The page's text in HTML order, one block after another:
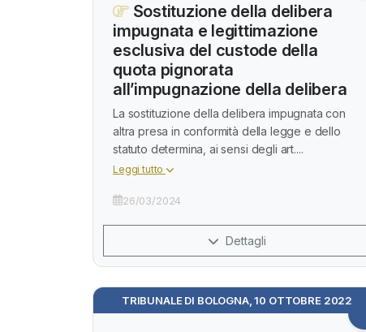
Sostituzione della delibera
impugnata e legittimazione
esclusiva del custode della
quota pignorata
all’impugnazione della delibera
La sostituzione della delibera impugnata con
altra presa in conformità della legge e dello
statuto determina, ai sensi degli art....
Leggi tutto
26/03/2024
Dettagli
TRIBUNALE DI BOLOGNA, 10 OTTOBRE 2022